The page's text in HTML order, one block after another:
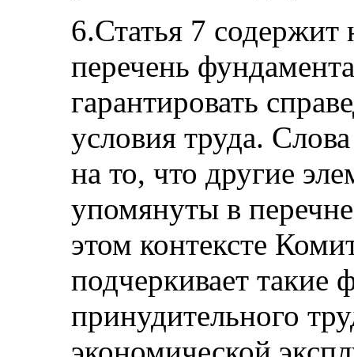
6.Статья 7
перечень
гарантировать
условия труда.
на то, что другие
упомянуты в
этом контексте
подчеркивает такие
принудительного